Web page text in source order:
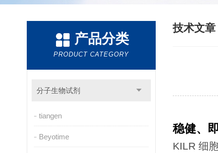
产品分类
PRODUCT CATEGORY
分子生物试剂
tiangen
Beyotime
技术文章
稳健、
KILR 细